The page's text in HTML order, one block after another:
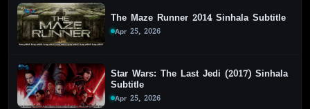
The Maze Runner 2014 Sinhala Subtitle
Apr 25, 2026
Star Wars: The Last Jedi (2017) Sinhala
Subtitle
Apr 25, 2026